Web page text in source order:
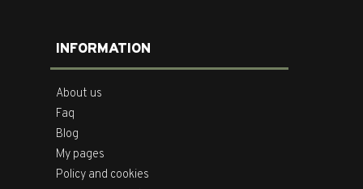
INFORMATION
About us
Faq
Blog
My pages
Policy and cookies